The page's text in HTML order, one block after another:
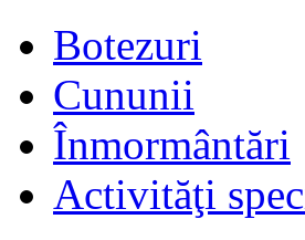
Botezuri
Cununii
Înmormântări
Activităţi